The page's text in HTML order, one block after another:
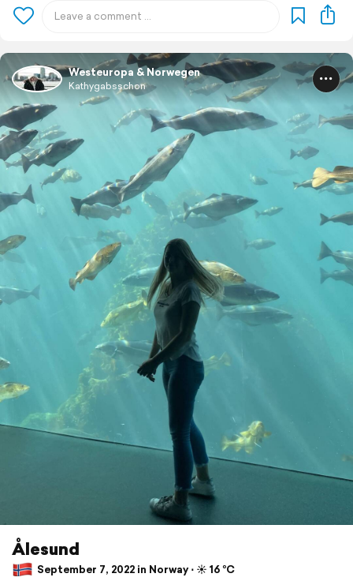
Westeuropa & Norwegen
Kathygabsschon
Ålesund
September 7, 2022 in Norway ⋅ ☀️ 16 °C